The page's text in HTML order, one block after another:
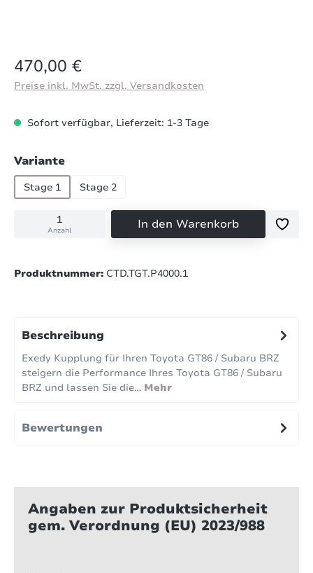
Regulärer Preis:
470,00 €
Preise inkl. MwSt. zzgl. Versandkosten
Sofort verfügbar, Lieferzeit: 1-3 Tage
Varianteauswählen
Stage 1 Stage 2
Anzahl In den Warenkorb
Produktnummer: CTD.TGT.P4000.1
Beschreibung
Exedy Kupplung für Ihren Toyota GT86 / Subaru BRZ
steigern die Performance Ihres Toyota GT86 / Subaru
BRZ und lassen Sie die… Mehr
Bewertungen
Angaben zur Produktsicherheit
gem. Verordnung (EU) 2023/988